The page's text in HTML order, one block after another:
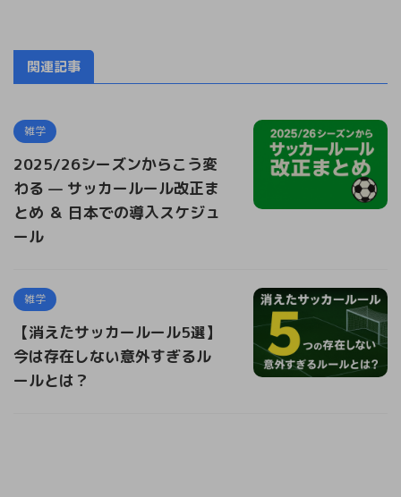
関連記事
雑学
2025/26シーズンからこう変
わる — サッカールール改正ま
とめ ＆ 日本での導入スケジュ
ール
雑学
【消えたサッカールール5選】
今は存在しない意外すぎるル
ールとは？